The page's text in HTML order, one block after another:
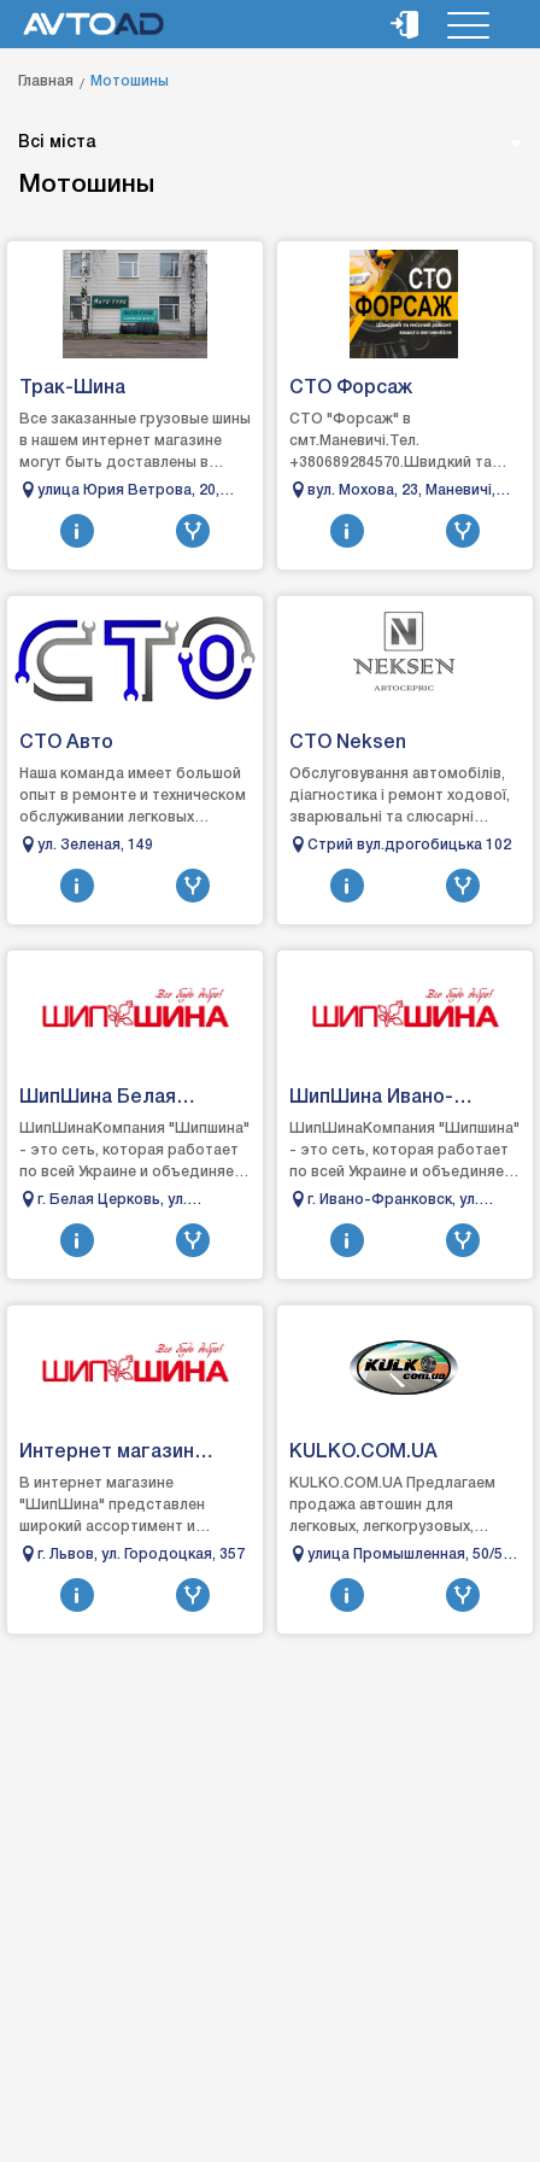
Главная Мотошины
Всі міста
Мотошины
Трак-Шина
Все заказанные грузовые шины
в нашем интернет магазине
могут быть доставлены в
любой город страны, где есть
службы доставк...
улица Юрия Ветрова, 20,
Сумы, Сумская область,
Украина
СТО Форсаж
СТО "Форсаж" в
смт.Маневичі.Тел.
+380689284570.Швидкий та
якісний ремонт вашого
автомобіля:- ходова частина;-
рульове обладнання;...
вул. Мохова, 23, Маневичі,
Волинська область
СТО Авто
Наша команда имеет большой
опыт в ремонте и техническом
обслуживании легковых
автомобилей различных
качественное обслуживание у...
ул. Зеленая, 149
СТО Neksen
Обслуговування автомобілів,
діагностика і ремонт ходової,
зварювальні та слюсарні
роботи, заміна привідних
фільтрів, шин...
Стрий вул.дрогобицька 102
ШипШина Белая
Церковь
ШипШинаКомпания "Шипшина"
- это сеть, которая работает
по всей Украине и объединяет
в себе: магазины для
грузовые шиномо...
г. Белая Церковь, ул.
Леваневского, 130 В
ШипШина Ивано-
Франковск
ШипШинаКомпания "Шипшина"
- это сеть, которая работает
по всей Украине и объединяет
в себе: магазины для
грузовые шиномо...
г. Ивано-Франковск, ул.
Галицкая, 203
Интернет магазин
ШипШина
В интернет магазине
"ШипШина" представлен
широкий ассортимент и
большой выбор современных
автовладелец может найти
совреме...
г. Львов, ул. Городоцкая, 357
KULKO.COM.UA
KULKO.COM.UA Предлагаем
продажа автошин для
легковых, легкогрузовых,
грузовых автомобилей и
можете купить летние шин...
улица Промышленная, 50/52,
Львов, Львовская область,
Украина